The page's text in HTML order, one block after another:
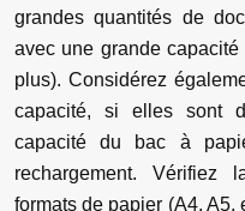
grandes quantités de
avec une grande
plus). Considérez
capacité, si elles sont
capacité du bac à
rechargement. Vérifiez
formats de papier (A4, A5,